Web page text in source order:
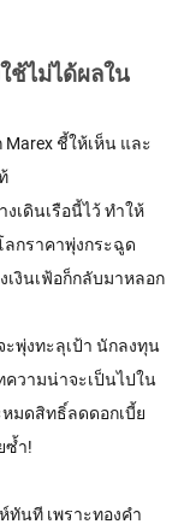
ช้ไม่ได้ผลใน
Marex ชี้ให้เห็น และ
เดินเรือนี้ไว้ ทำให้
กราคาพุ่งกระฉูด
งินเฟ้อก็กลับมาหลอก
ะพุ่งทะลุเป้า นักลงทุน
ความน่าจะเป็นไปใน
มดสิทธิ์ลดดอกเบี้ย
ซ้ำ!
ทันที เพราะทองคำ